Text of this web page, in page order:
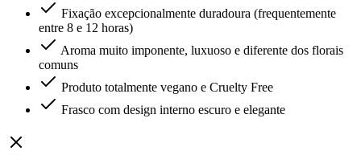
Fixação excepcionalmente duradoura (frequentemente
entre 8 e 12 horas)
Aroma muito imponente, luxuoso e diferente dos florais
comuns
Produto totalmente vegano e Cruelty Free
Frasco com design interno escuro e elegante